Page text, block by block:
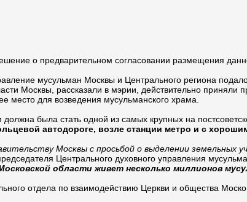
о предварительном согласовании размещения
мусульман Москвы и Центрального региона
Москвы, рассказали в мэрии, действительно
место для возведения мусульманского храма.
была стать одной из самых крупных на
автодороге, возле станции метро и с
Москвы с просьбой о выделении
Центрального духовного управления
области живет несколько миллионов
отдела по взаимодействию Церкви и общества